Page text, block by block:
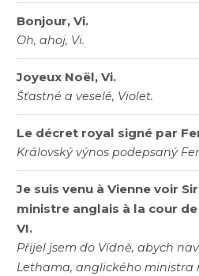
Bonjour, Vi.
Oh, ahoj, Vi.
Joyeux Noël, Vi.
Šťastné a veselé, Violet.
Le décret royal signé par
Královský výnos podepsaný
Je suis venu à Vienne voir
ministre anglais à la cour
VI.
Přijel jsem do Vídně, abych
Lethama, anglického ministra